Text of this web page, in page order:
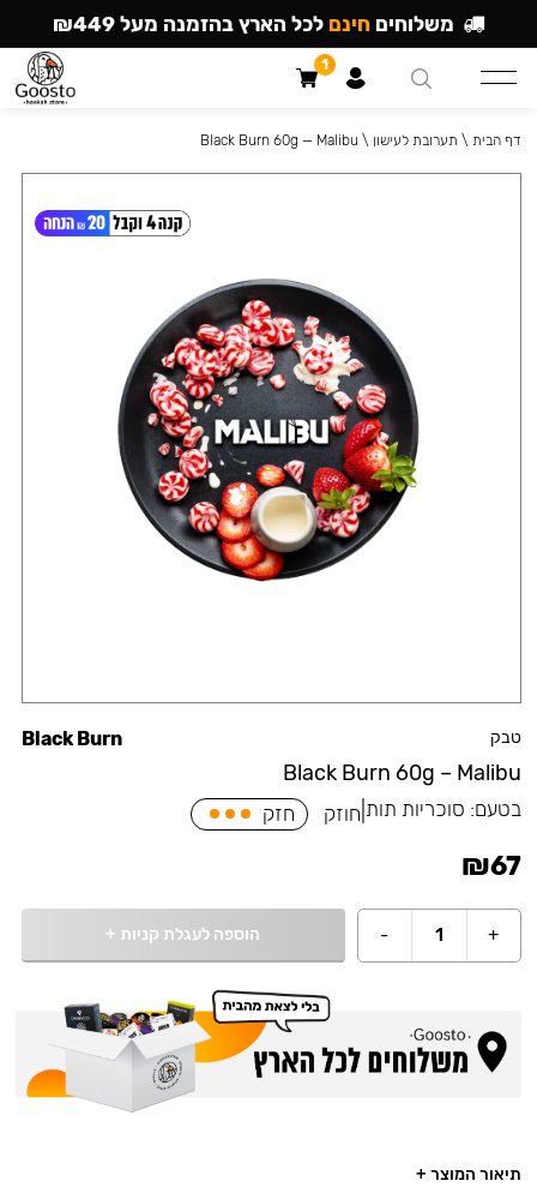
טבק
Black Burn 60g – Malibu
Black Burn
בטעם: סוכריות תות חוזק חזק
₪67
+
1
- הוספה לעגלת קניות +
דף הבית \ תערובת לעישון \
Black Burn 60g — Malibu
תיאור המוצר +
משלוחים חינם לכל הארץ בהזמנה מעל ₪449
1